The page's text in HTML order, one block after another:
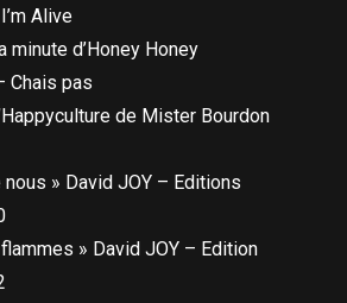
Alive
minute d’Honey Honey
Chais pas
de Mister Bourdon
nous » David JOY – Editions
» David JOY – Edition